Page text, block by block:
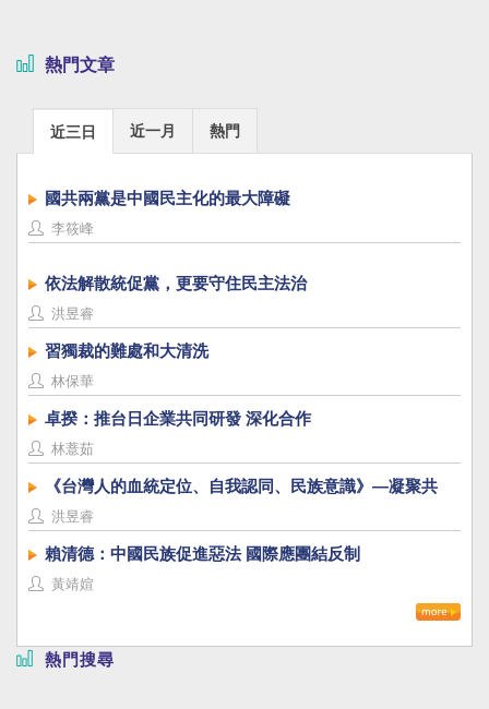
熱門文章
近三日 近一月 熱門
國共兩黨是中國民主化的最大障礙
李筱峰
依法解散統促黨，更要守住民主法治
洪昱睿
習獨裁的難處和大清洗
林保華
卓揆：推台日企業共同研發 深化合作
林薏茹
《台灣人的血統定位、自我認同、民族意識》—凝聚共
識，建立台灣國族認同
洪昱睿
賴清德：中國民族促進惡法 國際應團結反制
黃靖媗
熱門搜尋